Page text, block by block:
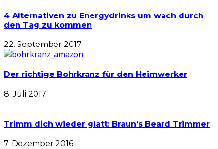
4 Alternativen zu Energydrinks um wach durch
den Tag zu kommen
22. September 2017
Der richtige Bohrkranz für den Heimwerker
8. Juli 2017
Trimm dich wieder glatt: Braun’s Beard Trimmer
7. Dezember 2016